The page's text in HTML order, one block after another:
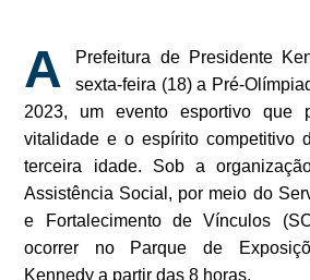
A
Prefeitura de Presidente
sexta-feira (18) a Pré-
2023, um evento esportivo que
vitalidade e o espírito competitivo
terceira idade. Sob a
Assistência Social, por meio do
e Fortalecimento de Vínculos
ocorrer no Parque de
Kennedy a partir das 8 horas.